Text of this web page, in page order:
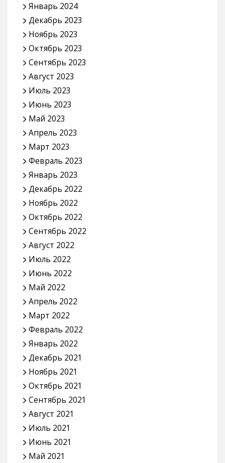
Январь 2024
Декабрь 2023
Ноябрь 2023
Октябрь 2023
Сентябрь 2023
Август 2023
Июль 2023
Июнь 2023
Май 2023
Апрель 2023
Март 2023
Февраль 2023
Январь 2023
Декабрь 2022
Ноябрь 2022
Октябрь 2022
Сентябрь 2022
Август 2022
Июль 2022
Июнь 2022
Май 2022
Апрель 2022
Март 2022
Февраль 2022
Январь 2022
Декабрь 2021
Ноябрь 2021
Октябрь 2021
Сентябрь 2021
Август 2021
Июль 2021
Июнь 2021
Май 2021